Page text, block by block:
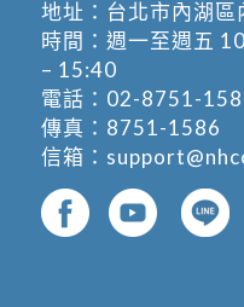
地址： 台北市內湖
時間：週一至週五
– 15:40
電話： 02-8751-
傳真：8751-1586
信箱：